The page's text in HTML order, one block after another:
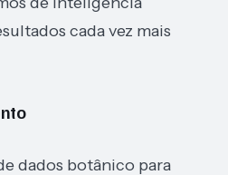
cada vez mais
dados botânico para